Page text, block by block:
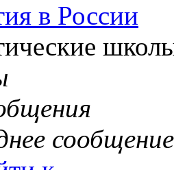
в России
сообщение